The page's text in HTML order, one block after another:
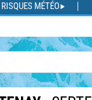
RISQUES MÉTÉO